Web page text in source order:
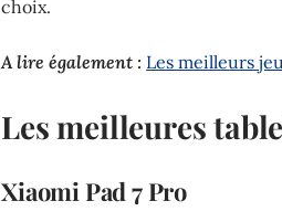
choix.
A lire également : Les meilleurs
Les meilleures
Xiaomi Pad 7 Pro